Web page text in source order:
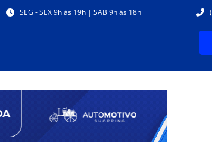
SEG - SEX 9h às 19h | SAB 9h às 18h